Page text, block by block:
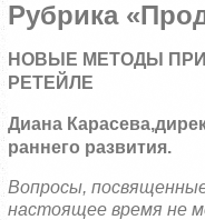
Рубрика
НОВЫЕ МЕТОДЫ
РЕТЕЙЛЕ
Диана Карасева,
раннего развития.
Вопросы,
настоящее время не